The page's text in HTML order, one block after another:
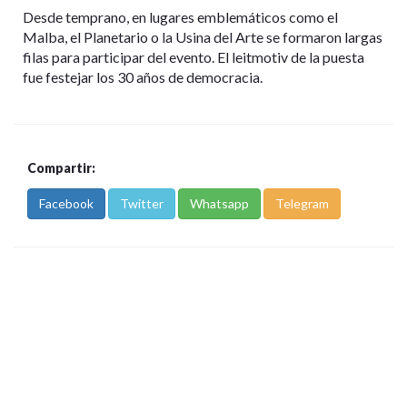
Desde temprano, en lugares emblemáticos como el
Malba, el Planetario o la Usina del Arte se formaron largas
filas para participar del evento. El leitmotiv de la puesta
fue festejar los 30 años de democracia.
Compartir:
Facebook Twitter Whatsapp Telegram